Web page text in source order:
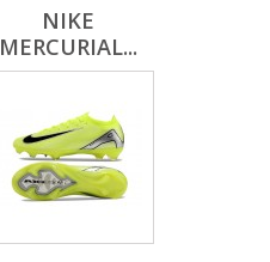
NIKE
MERCURIAL...